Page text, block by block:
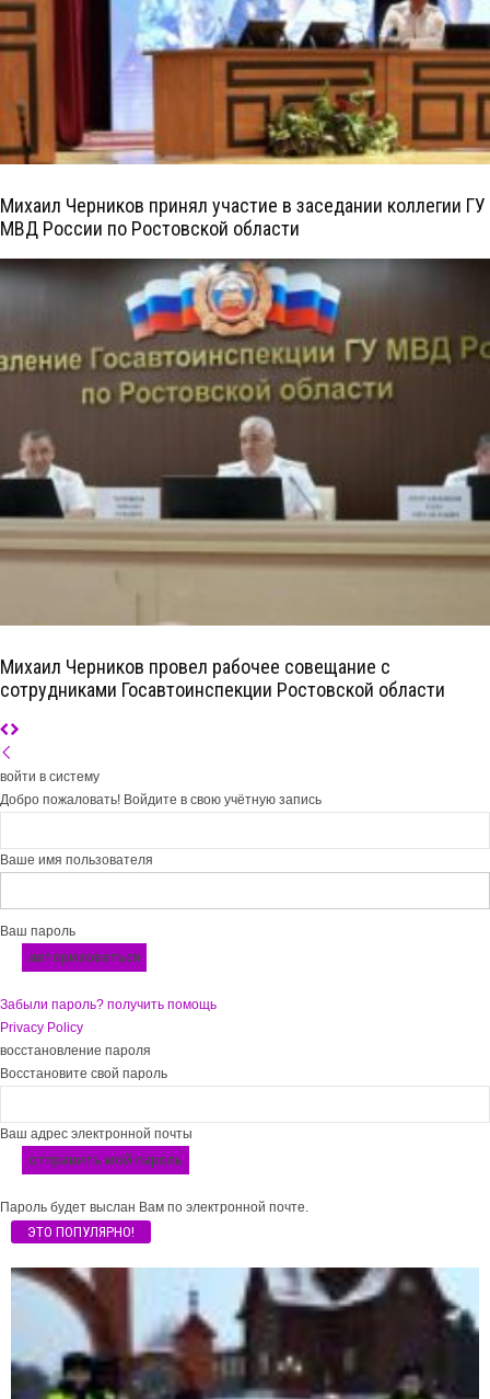
Михаил Черников принял участие в заседании коллегии ГУ
МВД России по Ростовской области
Михаил Черников провел рабочее совещание с
сотрудниками Госавтоинспекции Ростовской области
войти в систему
Добро пожаловать! Войдите в свою учётную запись
Ваше имя пользователя
Ваш пароль
Забыли пароль? получить помощь
Privacy Policy
восстановление пароля
Восстановите свой пароль
Ваш адрес электронной почты
Пароль будет выслан Вам по электронной почте.
ЭТО ПОПУЛЯРНО!